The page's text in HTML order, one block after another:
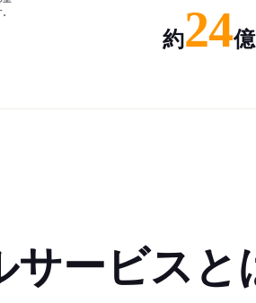
約24億
ービスと